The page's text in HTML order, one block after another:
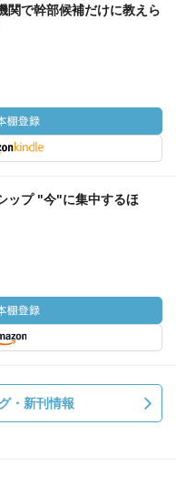
関で幹部候補だけに教えら
ップ "今"に集中するほ
・新刊情報